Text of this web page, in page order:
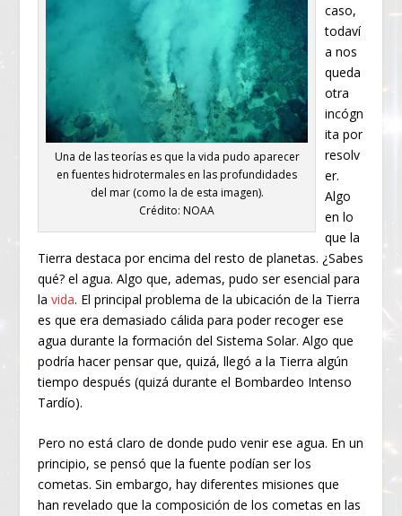
Una de las teorías es que la vida pudo aparecer
en fuentes hidrotermales en las profundidades
del mar (como la de esta imagen).
Crédito: NOAA
caso,
todaví
a nos
queda
otra
incógn
ita por
resolv
er.
Algo
en lo
que la
Tierra destaca por encima del resto de planetas. ¿Sabes
qué? el agua. Algo que, ademas, pudo ser esencial para
lavida. El principal problema de la ubicación de la Tierra
es que era demasiado cálida para poder recoger ese
agua durante la formación del Sistema Solar. Algo que
podría hacer pensar que, quizá, llegó a la Tierra algún
tiempo después (quizá durante el Bombardeo Intenso
Tardío).
Pero no está claro de donde pudo venir ese agua. En un
principio, se pensó que la fuente podían ser los
cometas. Sin embargo, hay diferentes misiones que
han revelado que la composición de los cometas en las